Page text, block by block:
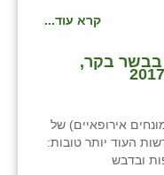
קרא עוד...
בבשר בקר,
אירופאיים) של
העוד יותר טובות:
ובדבש